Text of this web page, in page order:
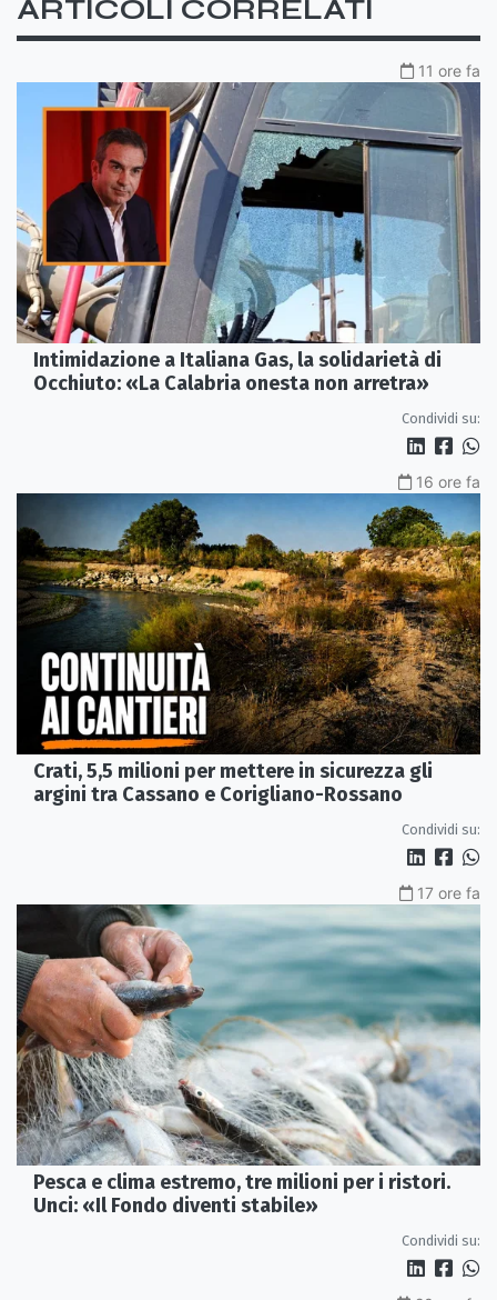
ARTICOLI CORRELATI
11 ore fa
Intimidazione a Italiana Gas, la solidarietà di
Occhiuto: «La Calabria onesta non arretra»
Condividi su:
16 ore fa
Crati, 5,5 milioni per mettere in sicurezza gli
argini tra Cassano e Corigliano-Rossano
Condividi su:
17 ore fa
Pesca e clima estremo, tre milioni per i ristori.
Unci: «Il Fondo diventi stabile»
Condividi su: